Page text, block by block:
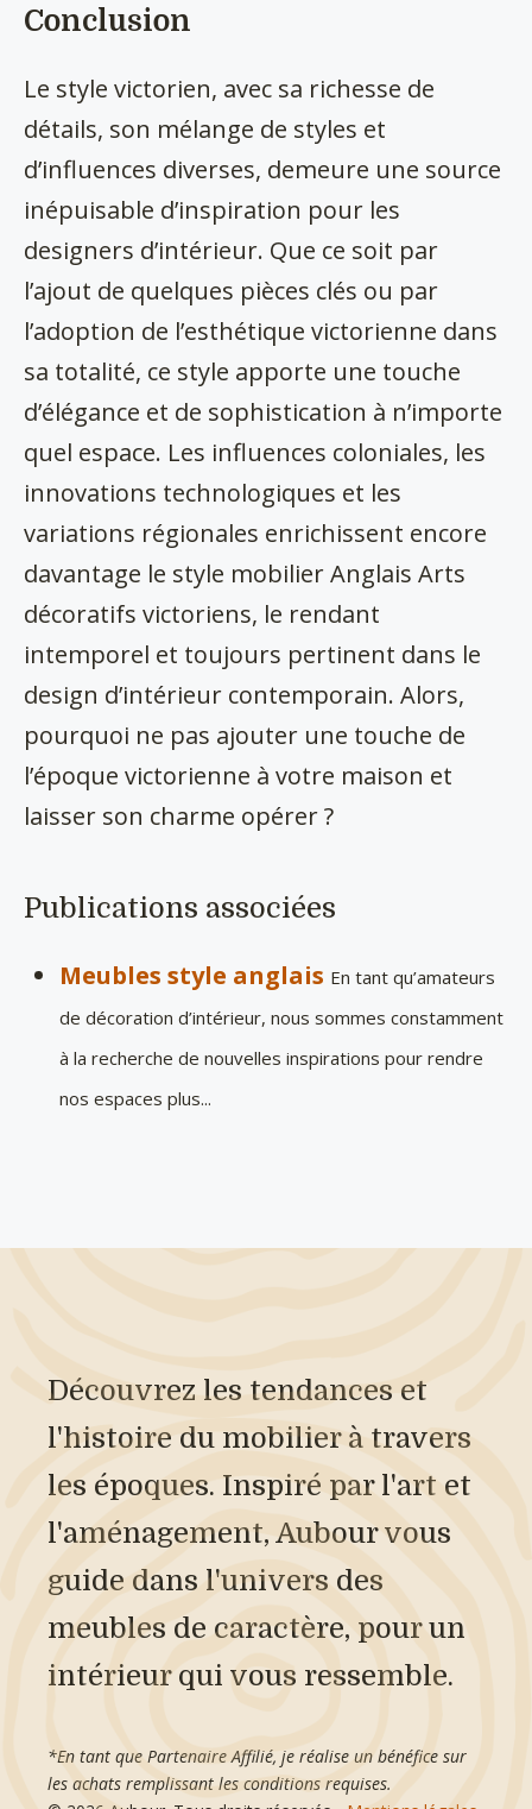
Conclusion
Le style victorien, avec sa richesse de
détails, son mélange de styles et
d’influences diverses, demeure une source
inépuisable d’inspiration pour les
designers d’intérieur. Que ce soit par
l’ajout de quelques pièces clés ou par
l’adoption de l’esthétique victorienne dans
sa totalité, ce style apporte une touche
d’élégance et de sophistication à n’importe
quel espace. Les influences coloniales, les
innovations technologiques et les
variations régionales enrichissent encore
davantage le style mobilier Anglais Arts
décoratifs victoriens, le rendant
intemporel et toujours pertinent dans le
design d’intérieur contemporain. Alors,
pourquoi ne pas ajouter une touche de
l’époque victorienne à votre maison et
laisser son charme opérer ?
Publications associées
Meubles style anglais En tant qu’amateurs
de décoration d’intérieur, nous sommes constamment
à la recherche de nouvelles inspirations pour rendre
nos espaces plus...
Découvrez les tendances et
l'histoire du mobilier à travers
les époques. Inspiré par l'art et
l'aménagement, Aubour vous
guide dans l'univers des
meubles de caractère, pour un
intérieur qui vous ressemble.